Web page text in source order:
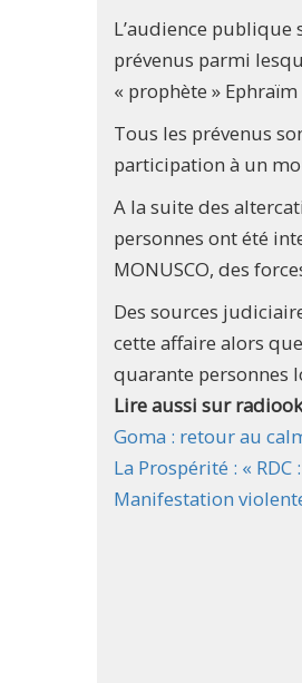
L’audience publique
prévenus parmi
« prophète »
Tous les prévenus
participation à un
A la suite des
personnes ont été
MONUSCO, des
Des sources
cette affaire alors
quarante personnes
Lire aussi sur
Goma : retour au
La Prospérité : «
Manifestation